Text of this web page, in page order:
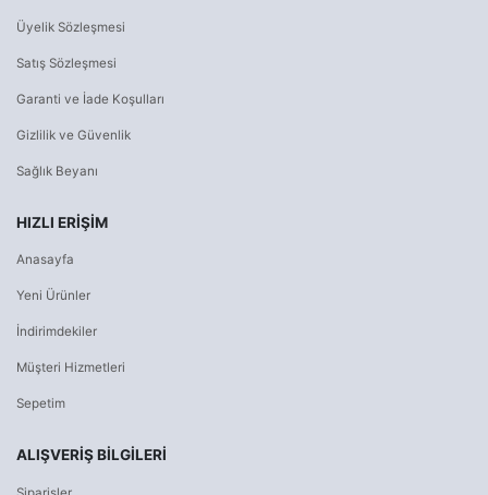
Üyelik Sözleşmesi
Satış Sözleşmesi
Garanti ve İade Koşulları
Gizlilik ve Güvenlik
Sağlık Beyanı
HIZLI ERIŞIM
Anasayfa
Yeni Ürünler
İndirimdekiler
Müşteri Hizmetleri
Sepetim
ALIŞVERİŞ BİLGİLERİ